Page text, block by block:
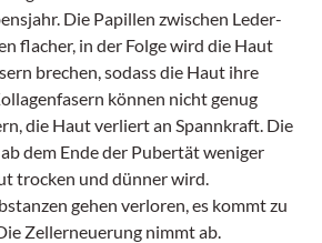
Die Papillen zwischen Leder-
flacher, in der Folge wird die Haut
brechen, sodass die Haut ihre
können nicht genug
die Haut verliert an Spannkraft. Die
dem Ende der Pubertät weniger
trocken und dünner wird.
gehen verloren, es kommt zu
Zellerneuerung nimmt ab.